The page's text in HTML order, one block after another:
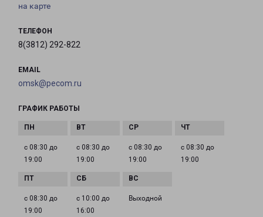
на карте
ТЕЛЕФОН
8(3812) 292-822
EMAIL
omsk@pecom.ru
ГРАФИК РАБОТЫ
с 08:30 до
19:00
с 08:30 до
19:00
с 08:30 до
19:00
с 08:30 до
19:00
с 08:30 до
19:00
с 10:00 до
16:00
Выходной